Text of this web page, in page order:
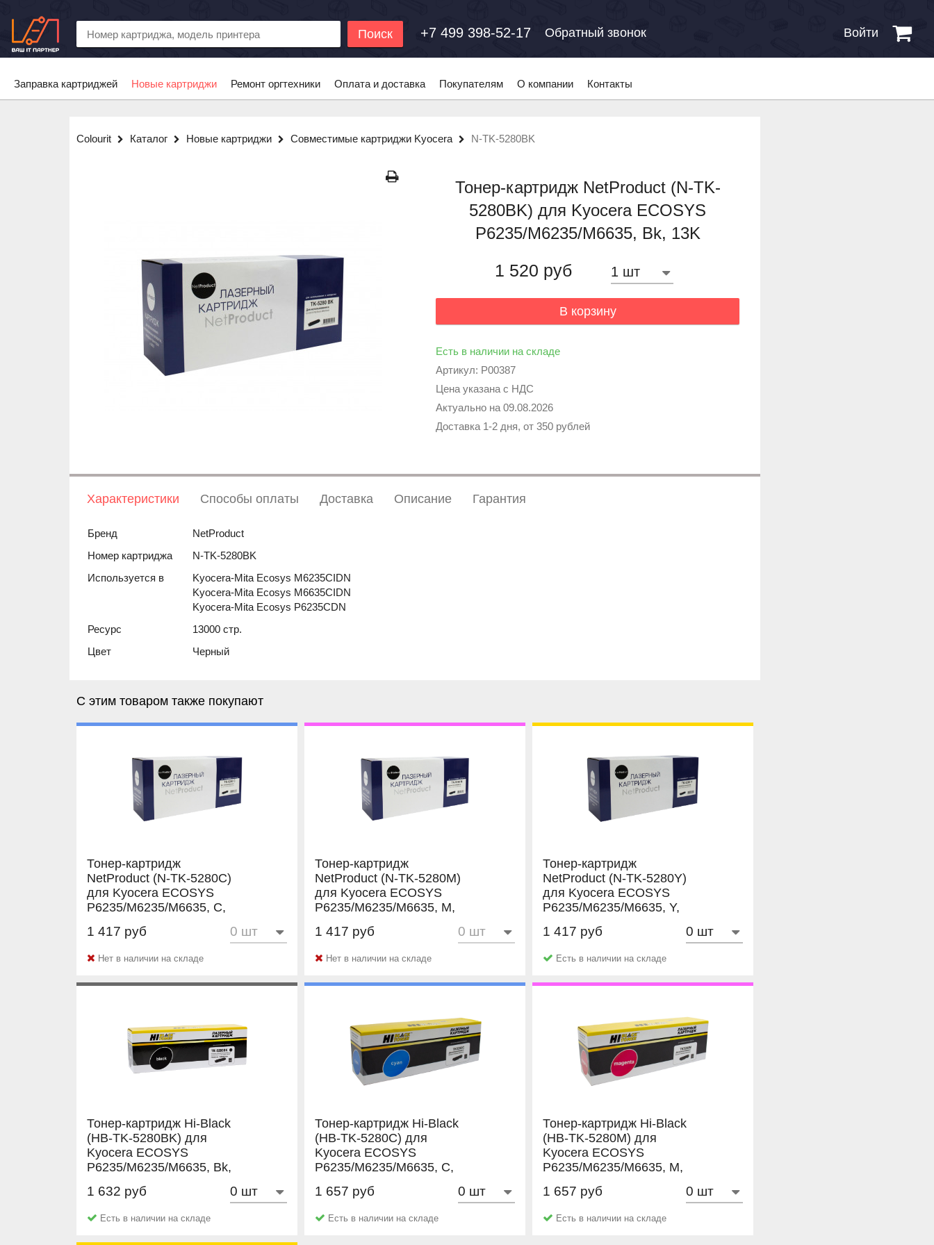
Поиск +7 499 398-52-17 Обратный звонок Войти
Заправка картриджей Новые картриджи Ремонт оргтехники Оплата и доставка Покупателям О компании Контакты
Colourit Каталог Новые картриджи Совместимые картриджи Kyocera N-TK-5280BK
Тонер-картридж NetProduct (N-TK-
5280BK) для Kyocera ECOSYS
P6235/M6235/M6635, Bk, 13K
1 520 руб
В корзину
Есть в наличии на складе
Артикул: P00387
Цена указана с НДС
Актуально на 09.08.2026
Доставка 1-2 дня, от 350 рублей
Характеристики Способы оплаты Доставка Описание Гарантия
Бренд
NetProduct
Номер картриджа
N-TK-5280BK
Используется в
Kyocera-Mita Ecosys M6235CIDN
Kyocera-Mita Ecosys M6635CIDN
Kyocera-Mita Ecosys P6235CDN
Ресурс
13000 стр.
Цвет
Черный
С этим товаром также покупают
Тонер-картридж
NetProduct (N-TK-5280C)
для Kyocera ECOSYS
P6235/M6235/M6635, C,
1 417 руб
Нет в наличии на складе
Тонер-картридж
NetProduct (N-TK-5280M)
для Kyocera ECOSYS
P6235/M6235/M6635, M,
1 417 руб
Нет в наличии на складе
Тонер-картридж
NetProduct (N-TK-5280Y)
для Kyocera ECOSYS
P6235/M6235/M6635, Y,
1 417 руб
Есть в наличии на складе
Тонер-картридж Hi-Black
(HB-TK-5280BK) для
Kyocera ECOSYS
P6235/M6235/M6635, Bk,
1 632 руб
Есть в наличии на складе
Тонер-картридж Hi-Black
(HB-TK-5280C) для
Kyocera ECOSYS
P6235/M6235/M6635, C,
1 657 руб
Есть в наличии на складе
Тонер-картридж Hi-Black
(HB-TK-5280M) для
Kyocera ECOSYS
P6235/M6235/M6635, M,
1 657 руб
Есть в наличии на складе